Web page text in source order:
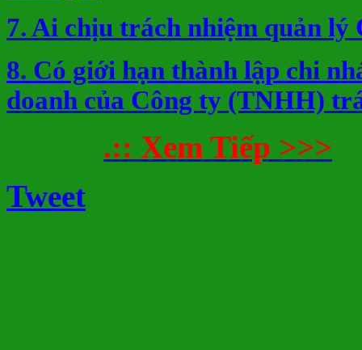
7. Ai chịu trách nhiệm quản
8. Có giới hạn thành lập chi
doanh của Công ty (TNHH)
.:: Xem Tiếp >>>
Tweet